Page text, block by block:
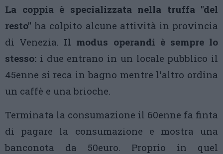
La coppia è specializzata nella truffa "del
resto" ha colpito alcune attività in provincia
di Venezia. Il modus operandi è sempre lo
stesso: i due entrano in un locale pubblico il
45enne si reca in bagno mentre l'altro ordina
un caffè e una brioche.
Terminata la consumazione il 60enne fa finta
di pagare la consumazione e mostra una
banconota da 50euro. Proprio in quel